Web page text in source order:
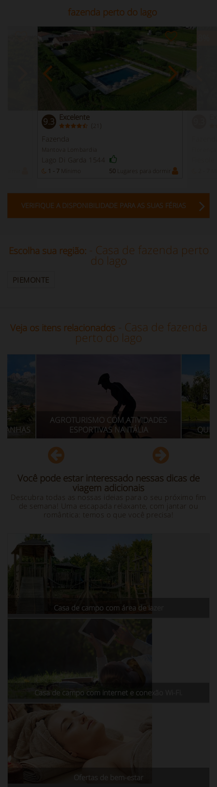
fazenda perto do lago
9.3 Excelente
(21 )
Fazenda
Mantova Lombardia
Lago Di Garda 1544
1 - 7 Mínimo 50 Lugares para dormir
VERIFIQUE A DISPONIBILIDADE PARA AS SUAS FÉRIAS
Escolha sua região: - Casa de fazenda perto
do lago
PIEMONTE
Veja os itens relacionados- Casa de fazenda
perto do lago
COM ATIVIDADES
NA ITÁLIA
QUINTA COM PISCINA NA
Você pode estar interessado nessas dicas de
viagem adicionais
Descubra todas as nossas ideias para o seu próximo fim
de semana! Uma escapada relaxante, com jantar ou
romântica: temos o que você precisa!
Casa de campo com área de lazer
Casa de campo com internet e conexão Wi-Fi.
Ofertas de bem-estar